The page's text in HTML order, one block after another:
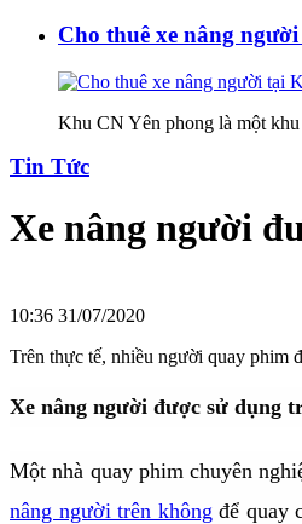
Cho thuê xe nâng
Khu CN Yên phong là một
Tin Tức
Xe nâng người
10:36 31/07/2020
Trên thực tế, nhiều người quay phim
Xe nâng người được sử dụng
Một nhà quay phim chuyên
nâng người trên không để quay